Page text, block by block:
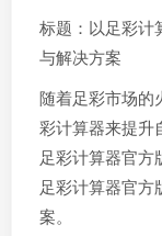
标题：以足彩计
与解决方案
随着足彩市场的
彩计算器来提升
足彩计算器官方
足彩计算器官方
案。